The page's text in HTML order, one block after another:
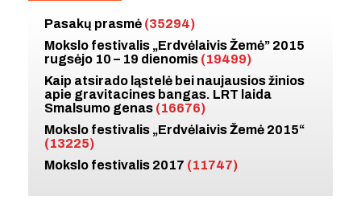
Pasakų prasmė (35294)
Mokslo festivalis „Erdvėlaivis Žemė” 2015
rugsėjo 10 – 19 dienomis (19499)
Kaip atsirado ląstelė bei naujausios žinios
apie gravitacines bangas. LRT laida
Smalsumo genas (16676)
Mokslo festivalis „Erdvėlaivis Žemė 2015“
(13225)
Mokslo festivalis 2017 (11747)